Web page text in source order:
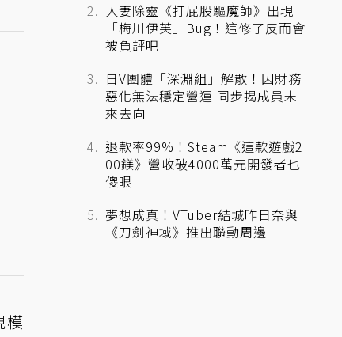
模
人妻除靈《打屁股驅魔師》出現
「梅川伊芙」Bug！這修了反而會
被負評吧
日V團體「深淵組」解散！因財務
惡化無法穩定營運 同步揭成員未
來去向
退款率99%！Steam《這款遊戲2
00鎂》營收破4000萬元開發者也
傻眼
夢想成真！VTuber結城昨日奈與
《刀劍神域》推出聯動周邊